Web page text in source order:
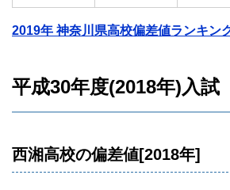
2019年 神奈川県高校偏差値ランキン
平成30年度(2018年)入試
西湘高校の偏差値[2018年]